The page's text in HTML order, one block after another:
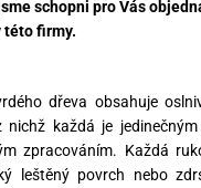
schopni pro Vás
této firmy.
dřeva obsahuje
každá je
zpracováním. Každá
leštěný povrch nebo